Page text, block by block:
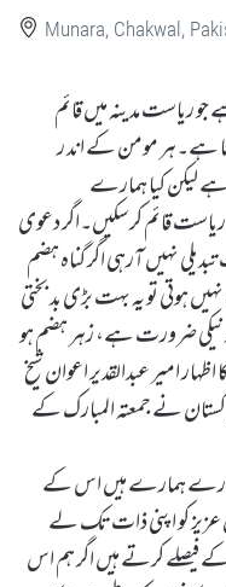
Munara, Chakwal,
ریاست مدینہ میں قائم
ہے۔ہر مومن کے اند ر
لیکن کیا ہمارے
قائم کر سکیں۔اگر دعوی
نہیں آرہی اگر گناہ ہضم
ہوتی تو یہ بہت بڑی بد بختی
ضرورت ہے، زہر ہضم ہو
امیر عبدالقدیر اعوان شیخ
نے جمعتہ المبارک کے
ہمارے ہیں اس کے
کو اپنی ذات تک لے
فیصلے کرتے ہیں اگر ہم اس